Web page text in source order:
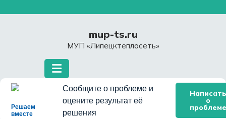
mup-ts.ru
МУП «Липецктеплосеть»
Решаем
вместе
Сообщите о проблеме и
оцените результат её
решения
Написать
о
проблеме